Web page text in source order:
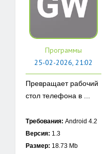
Программы
25-02-2026, 21:02
Превращает рабочий
стол телефона в ...
Требования: Android 4.2
Версия: 1.3
Размер: 18.73 Mb